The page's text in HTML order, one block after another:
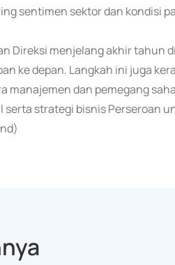
sentimen sektor dan kondisi
Direksi menjelang akhir tahun
ke depan. Langkah ini juga
dan pemegang
strategi bisnis Perseroan